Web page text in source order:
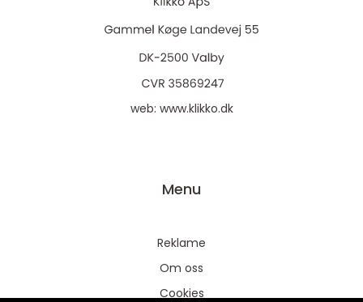
web: www.klikko.dk
Menu
Reklame
Om oss
Cookies